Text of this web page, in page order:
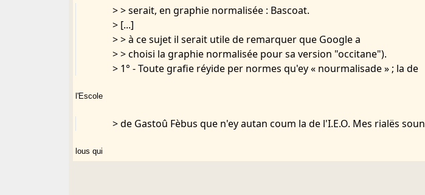
> > serait, en graphie normalisée : Bascoat.
> [...]
> > à ce sujet il serait utile de remarquer que Google a
> > choisi la graphie normalisée pour sa version "occitane").
> 1° - Toute grafie réyide per normes qu'ey « nourmalisade » ; la de
l'Escole
> de Gastoû Fèbus que n'ey autan coum la de l'I.E.O. Mes rialës soun
lous qui